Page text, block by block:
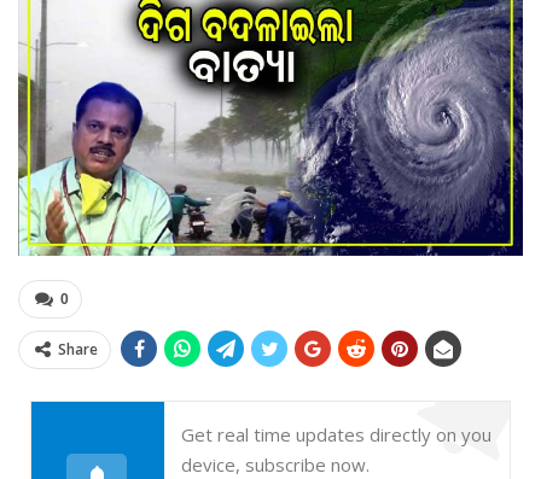
0
Share
Get real time updates directly on you
device, subscribe now.